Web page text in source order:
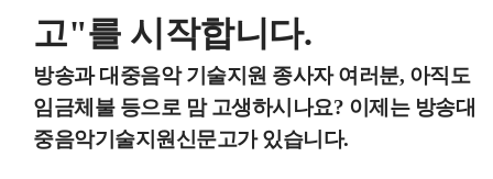
고"를 시작합니다.
방송과 대중음악 기술지원 종사자 여러분, 아직도
임금체불 등으로 맘 고생하시나요? 이제는 방송대
중음악기술지원신문고가 있습니다.